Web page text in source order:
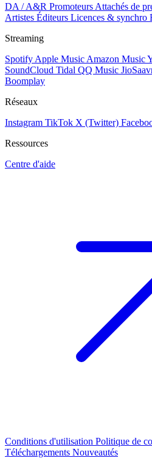
DA / A&R Promoteurs Attachés de
Artistes Éditeurs Licences & synchro
Streaming
Spotify Apple Music Amazon Music
SoundCloud Tidal QQ Music
Boomplay
Réseaux
Instagram TikTok X (Twitter)
Ressources
Centre d'aide
Conditions d'utilisation Politique de
Téléchargements Nouveautés